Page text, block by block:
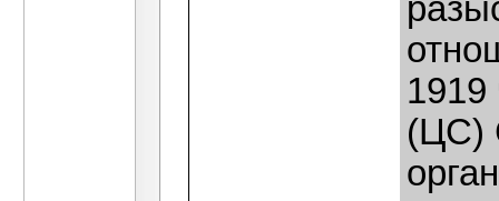
1919
(ЦС)